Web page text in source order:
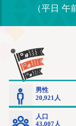
（平日 午